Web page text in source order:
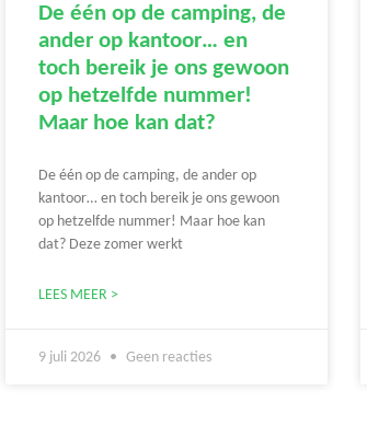
De één op de camping, de
ander op kantoor… en
toch bereik je ons gewoon
op hetzelfde nummer!
Maar hoe kan dat?
De één op de camping, de ander op
kantoor… en toch bereik je ons gewoon
op hetzelfde nummer! Maar hoe kan
dat? Deze zomer werkt
LEES MEER >
9 juli 2026 Geen reacties